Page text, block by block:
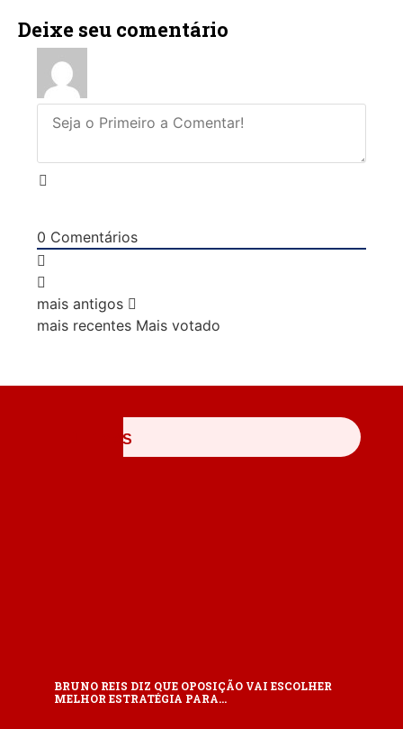
Deixe seu comentário
0 Comentários
mais antigos
mais recentes Mais votado
ÚLTIMAS
BRUNO REIS DIZ QUE OPOSIÇÃO VAI ESCOLHER
MELHOR ESTRATÉGIA PARA…